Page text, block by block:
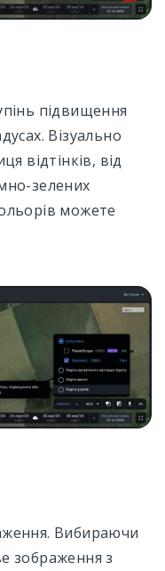
підвищення
Візуально
відтінків, від
зелених
можете
Вибираючи
зображення з